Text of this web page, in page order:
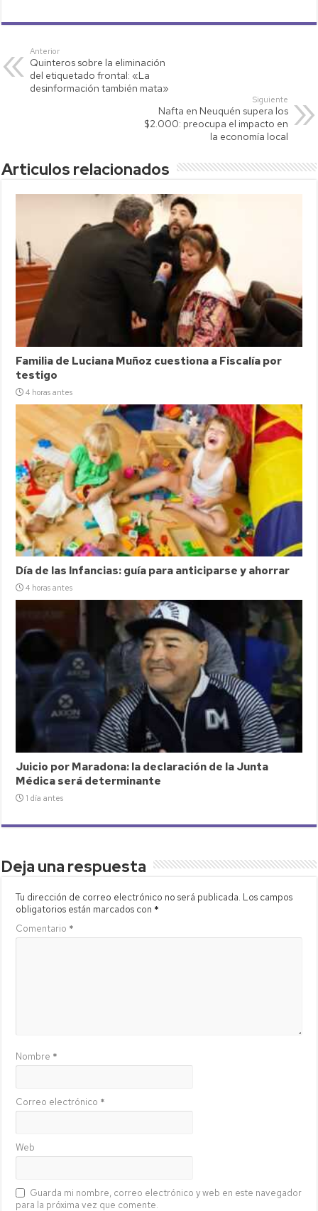
at
s
A
p
tt p
Li
nk
ail m
ar
tir
Anterior
Quinteros sobre la eliminación
del etiquetado frontal: «La
desinformación también mata»
Siguiente
Nafta en Neuquén supera los
$2.000: preocupa el impacto en
la economía local
Articulos relacionados
Familia de Luciana Muñoz cuestiona a Fiscalía por
testigo
4 horas antes
Día de las Infancias: guía para anticiparse y ahorrar
4 horas antes
Juicio por Maradona: la declaración de la Junta
Médica será determinante
1 día antes
Deja una respuesta
Tu dirección de correo electrónico no será publicada. Los campos
obligatorios están marcados con *
Comentario *
Nombre *
Correo electrónico *
Web
Guarda mi nombre, correo electrónico y web en este navegador
para la próxima vez que comente.